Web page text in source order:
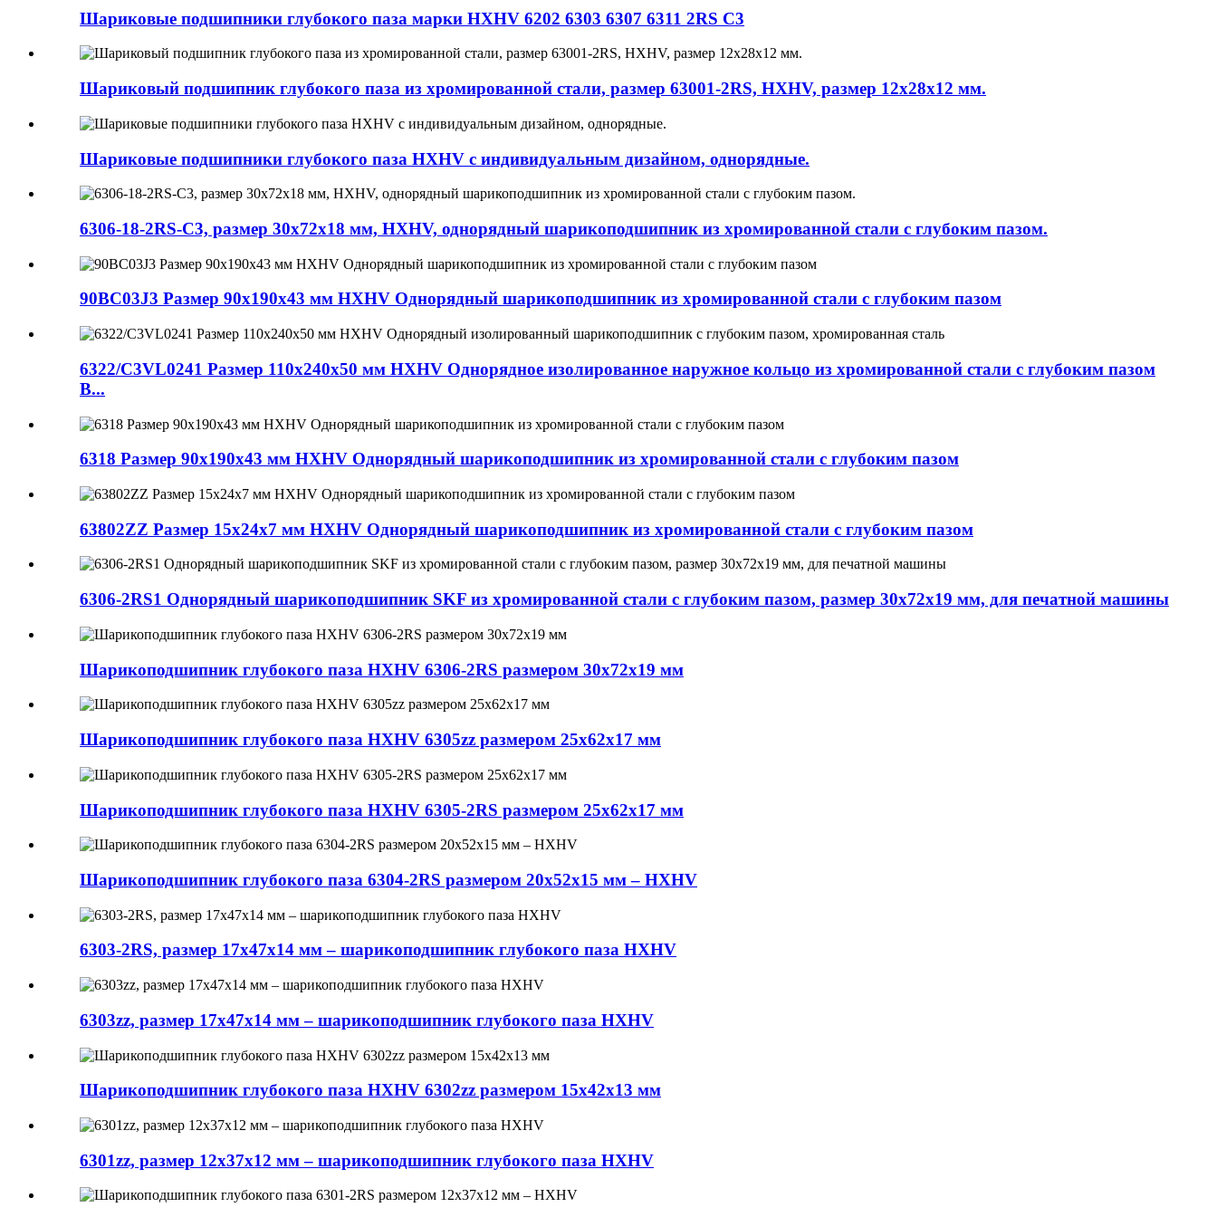
Шариковые подшипники глубокого паза марки HXHV 6202 6303 6307 6311 2RS C3
Шариковый подшипник глубокого паза из хромированной стали, размер 63001-2RS, HXHV, размер 12x28x12 мм.
Шариковые подшипники глубокого паза HXHV с индивидуальным дизайном, однорядные.
6306-18-2RS-C3, размер 30x72x18 мм, HXHV, однорядный шарикоподшипник из хромированной стали с глубоким пазом.
90BC03J3 Размер 90x190x43 мм HXHV Однорядный шарикоподшипник из хромированной стали с глубоким пазом
6322/C3VL0241 Размер 110x240x50 мм HXHV Однорядное изолированное наружное кольцо из хромированной стали с глубоким пазом
B...
6318 Размер 90x190x43 мм HXHV Однорядный шарикоподшипник из хромированной стали с глубоким пазом
63802ZZ Размер 15x24x7 мм HXHV Однорядный шарикоподшипник из хромированной стали с глубоким пазом
6306-2RS1 Однорядный шарикоподшипник SKF из хромированной стали с глубоким пазом, размер 30x72x19 мм, для печатной машины
Шарикоподшипник глубокого паза HXHV 6306-2RS размером 30x72x19 мм
Шарикоподшипник глубокого паза HXHV 6305zz размером 25x62x17 мм
Шарикоподшипник глубокого паза HXHV 6305-2RS размером 25x62x17 мм
Шарикоподшипник глубокого паза 6304-2RS размером 20x52x15 мм – HXHV
6303-2RS, размер 17x47x14 мм – шарикоподшипник глубокого паза HXHV
6303zz, размер 17x47x14 мм – шарикоподшипник глубокого паза HXHV
Шарикоподшипник глубокого паза HXHV 6302zz размером 15x42x13 мм
6301zz, размер 12x37x12 мм – шарикоподшипник глубокого паза HXHV